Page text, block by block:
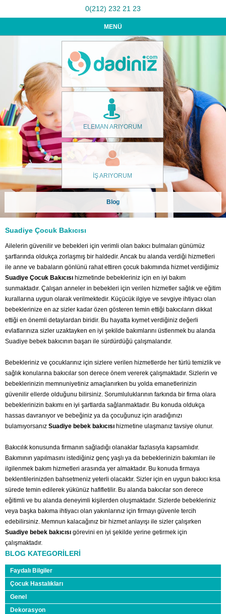
0(212) 232 21 23
MENÜ
ELEMAN ARIYORUM
İŞ ARIYORUM
Blog
Suadiye Çocuk Bakıcısı
Ailelerin güvenilir ve bebekleri için verimli olan bakıcı bulmaları günümüz
şartlarında oldukça zorlaşmış bir haldedir. Ancak bu alanda verdiği hizmetleri
ile anne ve babaların gönlünü rahat ettiren çocuk bakımında hizmet verdiğimiz
Suadiye Çocuk Bakıcısı hizmetinde bebekleriniz için en iyi bakım
sunmaktadır. Çalışan anneler in bebekleri için verilen hizmetler sağlık ve eğitim
kurallarına uygun olarak verilmektedir. Küçücük ilgiye ve sevgiye ihtiyacı olan
bebeklerinize en az sizler kadar özen gösteren temin ettiği bakıcıların dikkat
ettiği en önemli detaylardan biridir. Bu hayatta kıymet verdiğiniz değerli
evlatlarınıza sizler uzaktayken en iyi şekilde bakımlarını üstlenmek bu alanda
Suadiye bebek bakıcının başarı ile sürdürdüğü çalışmalarıdır.
Bebekleriniz ve çocuklarınız için sizlere verilen hizmetlerde her türlü temizlik ve
sağlık konularına bakıcılar son derece önem vererek çalışmaktadır. Sizlerin ve
bebeklerinizin memnuniyetiniz amaçlanırken bu yolda emanetlerinizin
güvenilir ellerde olduğunu bilirsiniz. Sorumluluklarının farkında bir firma olara
bebeklerinizin bakımı en iyi şartlarda sağlanmaktadır. Bu konuda oldukça
hassas davranıyor ve bebeğiniz ya da çocuğunuz için aradığınızı
bulamıyorsanız Suadiye bebek bakıcısı hizmetine ulaşmanız tavsiye olunur.
Bakıcılık konusunda firmanın sağladığı olanaklar fazlasıyla kapsamlıdır.
Bakımının yapılmasını istediğiniz genç yaşlı ya da bebeklerinizin bakımları ile
ilgilenmek bakım hizmetleri arasında yer almaktadır. Bu konuda firmaya
beklentilerinizden bahsetmeniz yeterli olacaktır. Sizler için en uygun bakıcı kısa
sürede temin edilerek yükünüz hafifletilir. Bu alanda bakıcılar son derece
eğitimli ve bu alanda deneyimli kişilerden oluşmaktadır. Sizlerde bebekleriniz
veya başka bakıma ihtiyacı olan yakınlarınız için firmayı güvenle tercih
edebilirsiniz. Memnun kalacağınız bir hizmet anlayışı ile sizler çalışırken
Suadiye bebek bakıcısı görevini en iyi şekilde yerine getirmek için
çalışmaktadır.
BLOG KATEGORİLERİ
Faydalı Bilgiler
Çocuk Hastalıkları
Genel
Dekorasyon